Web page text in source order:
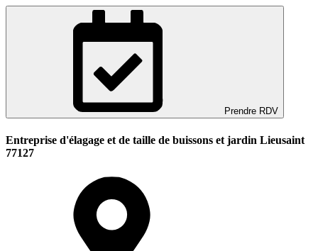
Prendre RDV
Entreprise d'élagage et de taille de buissons et jardin Lieusaint
77127